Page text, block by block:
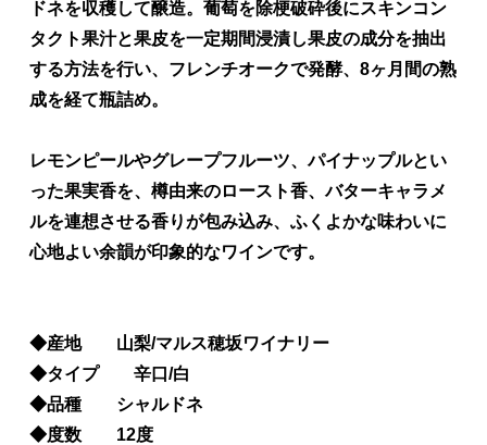
ドネを収穫して醸造。葡萄を除梗破砕後にスキンコン
タクト果汁と果皮を一定期間浸漬し果皮の成分を抽出
する方法を行い、フレンチオークで発酵、8ヶ月間の熟
成を経て瓶詰め。
レモンピールやグレープフルーツ、パイナップルとい
った果実香を、樽由来のロースト香、バターキャラメ
ルを連想させる香りが包み込み、ふくよかな味わいに
心地よい余韻が印象的なワインです。
◆産地 山梨/マルス穂坂ワイナリー
◆タイプ 辛口/白
◆品種 シャルドネ
◆度数 12度